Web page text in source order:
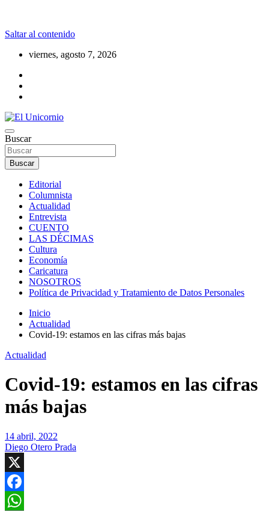
Saltar al contenido
viernes, agosto 7, 2026
El Unicornio
La realidad supera la fantasía
Buscar
Buscar
Editorial
Columnista
Actualidad
Entrevista
CUENTO
LAS DÉCIMAS
Cultura
Economía
Caricatura
NOSOTROS
Política de Privacidad y Tratamiento de Datos Personales
Inicio
Actualidad
Covid-19: estamos en las cifras más bajas
Actualidad
Covid-19: estamos en las cifras
más bajas
14 abril, 2022
Diego Otero Prada
X
Facebook